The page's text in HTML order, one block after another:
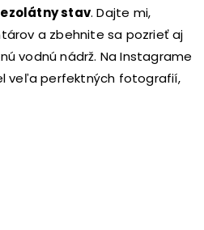
stav. Dajte mi,
a zbehnite sa pozrieť aj
vodnú nádrž. Na Instagrame
veľa perfektných fotografií,